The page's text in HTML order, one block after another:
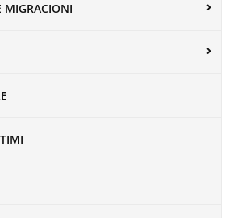
MIGRACIONI